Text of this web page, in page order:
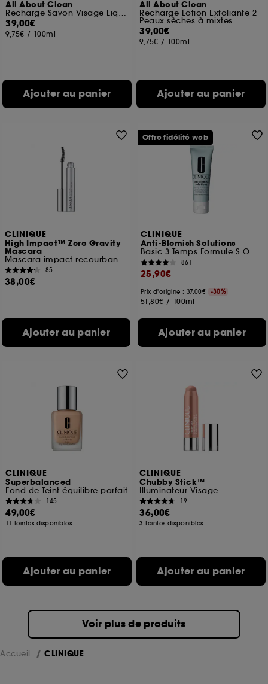
All About Clean
Recharge Savon Visage Liquide Doux – Peaux sèches à mixtes
39,00€
9,75€ / 100ml
Ajouter au panier
All About Clean
Recharge Lotion Exfoliante 2
Peaux sèches à mixtes
39,00€
9,75€ / 100ml
Ajouter au panier
CLINIQUE
High Impact™ Zero Gravity
Mascara
Mascara impact recourbant optimal
85
38,00€
Ajouter au panier
CLINIQUE
Anti-Blemish Solutions
Basic 3 Temps Formule S.O.S Hydratant Purifiant
861
25,90€
Prix d'origine : 37,00€ -30%
51,80€ / 100ml
Ajouter au panier
Offre fidélité web
CLINIQUE
Superbalanced
Fond de Teint équilibre parfait
145
49,00€
11 teintes disponibles
Ajouter au panier
CLINIQUE
Chubby Stick™
Illuminateur Visage
19
36,00€
3 teintes disponibles
Ajouter au panier
Voir plus de produits
Accueil CLINIQUE